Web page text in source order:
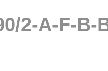
2-A-F-B-